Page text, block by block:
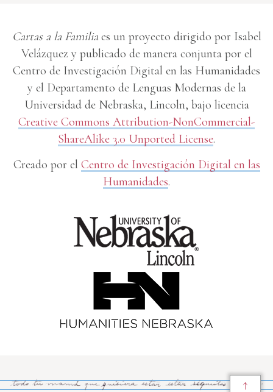
Cartas a la Familiaes un proyecto dirigido por Isabel
Velázquez y publicado de manera conjunta por el
Centro de Investigación Digital en las Humanidades
y el Departamento de Lenguas Modernas de la
Universidad de Nebraska, Lincoln, bajo licencia
Creative Commons Attribution-NonCommercial-
ShareAlike 3.0 Unported License.
Creado por el Centro de Investigación Digital en las
Humanidades.
↑